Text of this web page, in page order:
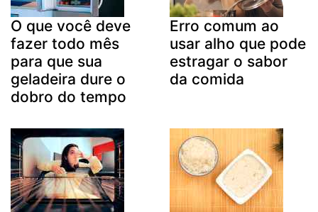
O que você deve
fazer todo mês
para que sua
geladeira dure o
dobro do tempo
Erro comum ao
usar alho que pode
estragar o sabor
da comida